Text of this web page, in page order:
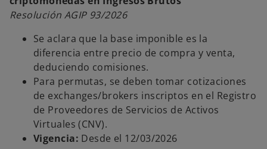
Resolución AGIP 93/2026
Se aclara que la base imponible es la
diferencia entre precio de compra y venta,
deduciendo comisiones.
Para permutas, se deben tomar cotizaciones
de exchanges/brokers inscriptos en el Registro
de Proveedores de Servicios de Activos
Virtuales (CNV).
Vigencia: Desde el 12/03/2026